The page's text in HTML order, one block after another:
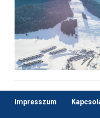
Impresszum